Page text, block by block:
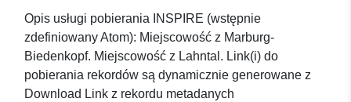
Opis usługi pobierania INSPIRE (wstępnie
zdefiniowany Atom): Miejscowość z Marburg-
Biedenkopf. Miejscowość z Lahntal. Link(i) do
pobierania rekordów są dynamicznie generowane z
Download Link z rekordu metadanych